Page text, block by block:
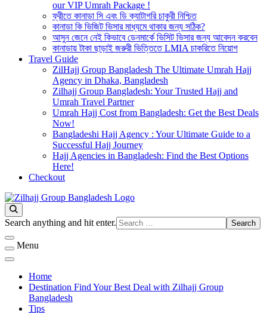
our VIP Umrah Package !
ফ্রীতে কানাডা সি এবং ডি ক্যাটাগরি চাকুরী নিশ্চিত
কানাডা কি ভিজিট ভিসার মাধ্যমে থাকার জন্য সঠিক?
আসুন জেনে নেই কিভাবে ডেনমার্কে ভিসিট ভিসার জন্য আবেদন করবেন
কানাডায় টাকা ছাড়াই জরুরী ভিত্তিতে LMIA চাকরিতে নিয়োগ
Travel Guide
ZilHajj Group Bangladesh The Ultimate Umrah Hajj
Agency in Dhaka, Bangladesh
Zilhajj Group Bangladesh: Your Trusted Hajj and
Umrah Travel Partner
Umrah Hajj Cost from Bangladesh: Get the Best Deals
Now!
Bangladeshi Hajj Agency : Your Ultimate Guide to a
Successful Hajj Journey
Hajj Agencies in Bangladesh: Find the Best Options
Here!
Checkout
জিলহজ্জ গ্রুপ বাংলাদেশ
Best Hajj Umrah Travel Tour Agent in Bangladesh
Looking
Something?
Search anything and hit enter.
Menu
Home
Destination Find Your Best Deal with Zilhajj Group
Bangladesh
Tips